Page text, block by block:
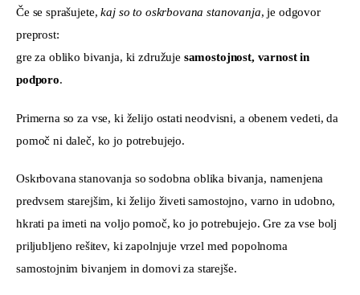
Če se sprašujete, kaj so to oskrbovana stanovanja, je odgovor
preprost:
gre za obliko bivanja, ki združuje samostojnost, varnost in
podporo.
Primerna so za vse, ki želijo ostati neodvisni, a obenem vedeti, da
pomoč ni daleč, ko jo potrebujejo.
Oskrbovana stanovanja so sodobna oblika bivanja, namenjena
predvsem starejšim, ki želijo živeti samostojno, varno in udobno,
hkrati pa imeti na voljo pomoč, ko jo potrebujejo. Gre za vse bolj
priljubljeno rešitev, ki zapolnjuje vrzel med popolnoma
samostojnim bivanjem in domovi za starejše.